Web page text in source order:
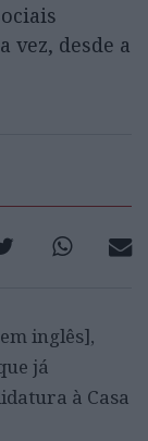
vez, desde a
inglês],
já
à Casa